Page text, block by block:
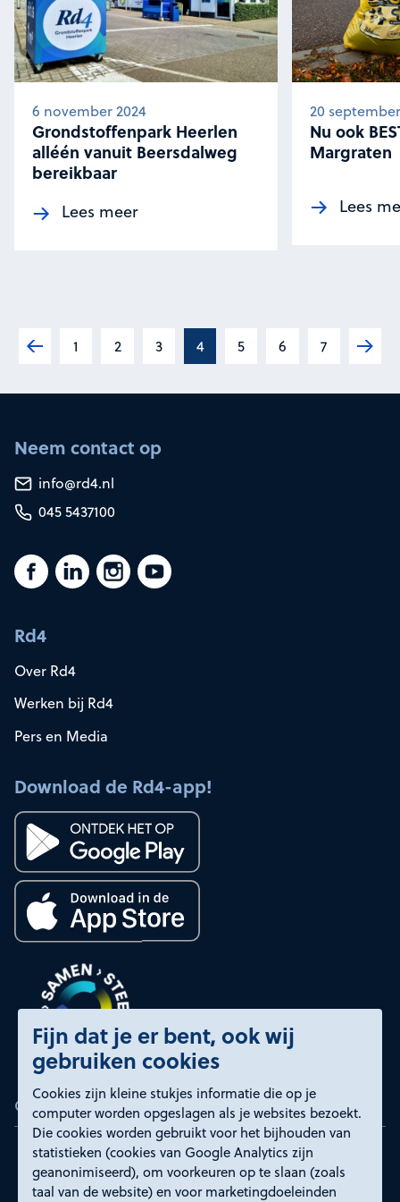
Fijn dat je er bent, ook wij
gebruiken cookies
Cookies zijn kleine stukjes informatie die op je
computer worden opgeslagen als je websites bezoekt.
Die cookies worden gebruikt voor het bijhouden van
statistieken (cookies van Google Analytics zijn
geanonimiseerd), om voorkeuren op te slaan (zoals
taal van de website) en voor marketingdoeleinden
Grondstoffenpark Heerlen
alléén vanuit Beersdalweg
bereikbaar
6 november 2024
Lees meer
Nu ook
Margraten
20
Lees
Vorige1 2 3 4 5 6 7
Neem contact op
info@rd4.nl
045 5437100
Rd4
Over Rd4
Werken bij Rd4
Pers en Media
Download de Rd4-app!
Certificeringen